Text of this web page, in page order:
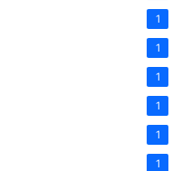
1
1
1
1
1
1